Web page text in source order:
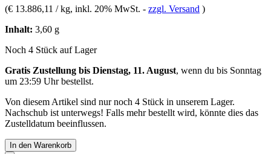
(€ 13.886,11 / kg, inkl. 20% MwSt. - zzgl. Versand )
Inhalt: 3,60 g
Noch 4 Stück auf Lager
Gratis Zustellung bis Dienstag, 11. August, wenn du bis Sonntag
um 23:59 Uhrbestellst.
Von diesem Artikel sind nur noch 4 Stück in unserem Lager.
Nachschub ist unterwegs! Falls mehr bestellt wird, könnte dies das
Zustelldatum beeinflussen.
In den Warenkorb